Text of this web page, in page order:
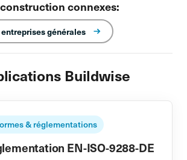
connexes:
générales
Buildwise
& réglementations
EN-ISO-9288-DE